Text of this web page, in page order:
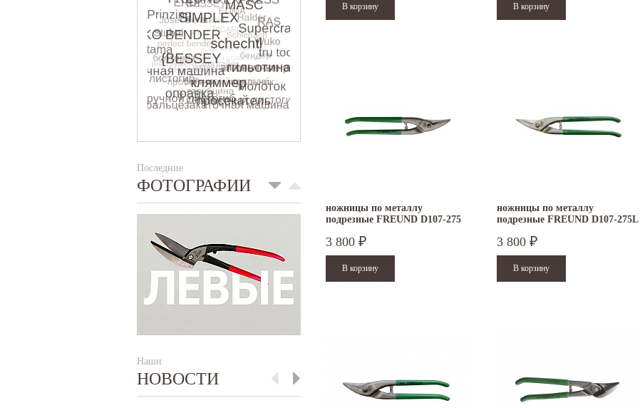
Последние
ФОТОГРАФИИ
Наши
НОВОСТИ
ножницы по металлу
подрезные FREUND D107-275
3 800 ₽
ножницы по металлу
подрезные FREUND D107-275L
3 800 ₽